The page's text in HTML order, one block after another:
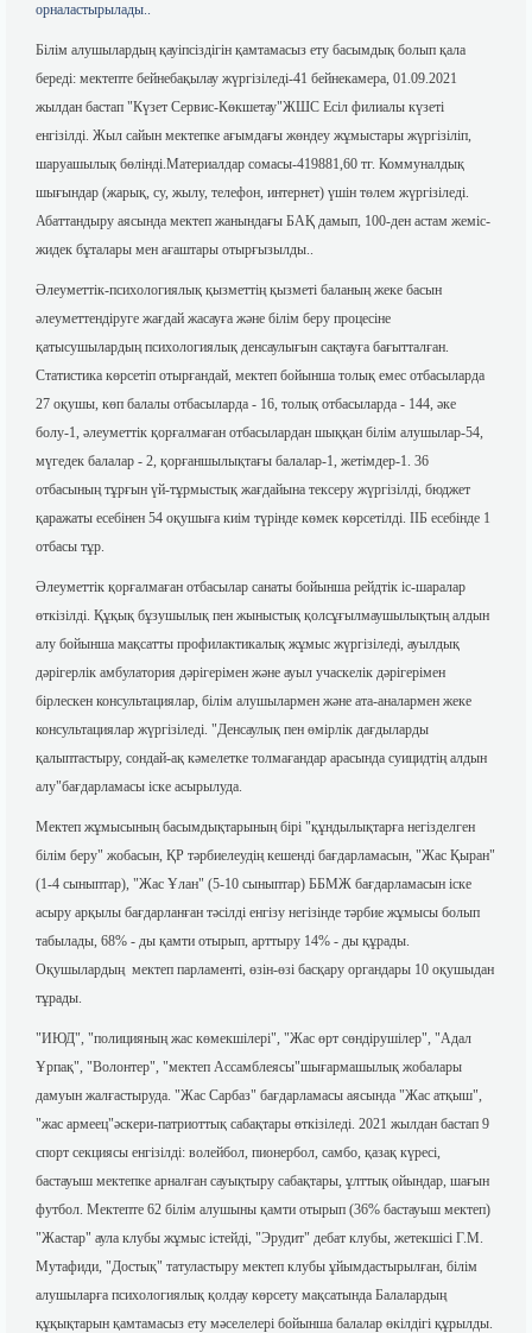
орналастырылады..
Білім алушылардың қауіпсіздігін қамтамасыз ету басымдық болып қала
береді: мектепте бейнебақылау жүргізіледі-41 бейнекамера, 01.09.2021
жылдан бастап "Күзет Сервис-Көкшетау"ЖШС Есіл филиалы күзеті
енгізілді. Жыл сайын мектепке ағымдағы жөндеу жұмыстары жүргізіліп,
шаруашылық бөлінді.Материалдар сомасы-419881,60 тг. Коммуналдық
шығындар (жарық, су, жылу, телефон, интернет) үшін төлем жүргізіледі.
Абаттандыру аясында мектеп жанындағы БАҚ дамып, 100-ден астам жеміс-
жидек бұталары мен ағаштары отырғызылды..
Әлеуметтік-психологиялық қызметтің қызметі баланың жеке басын
әлеуметтендіруге жағдай жасауға және білім беру процесіне
қатысушылардың психологиялық денсаулығын сақтауға бағытталған.
Статистика көрсетіп отырғандай, мектеп бойынша толық емес отбасыларда
27 оқушы, көп балалы отбасыларда - 16, толық отбасыларда - 144, әке
болу-1, әлеуметтік қорғалмаған отбасылардан шыққан білім алушылар-54,
мүгедек балалар - 2, қорғаншылықтағы балалар-1, жетімдер-1. 36
отбасының тұрғын үй-тұрмыстық жағдайына тексеру жүргізілді, бюджет
қаражаты есебінен 54 оқушыға киім түрінде көмек көрсетілді. ІІБ есебінде 1
отбасы тұр.
Әлеуметтік қорғалмаған отбасылар санаты бойынша рейдтік іс-шаралар
өткізілді. Құқық бұзушылық пен жыныстық қолсұғылмаушылықтың алдын
алу бойынша мақсатты профилактикалық жұмыс жүргізіледі, ауылдық
дәрігерлік амбулатория дәрігерімен және ауыл учаскелік дәрігерімен
бірлескен консультациялар, білім алушылармен және ата-аналармен жеке
консультациялар жүргізіледі. "Денсаулық пен өмірлік дағдыларды
қалыптастыру, сондай-ақ кәмелетке толмағандар арасында суицидтің алдын
алу"бағдарламасы іске асырылуда.
Мектеп жұмысының басымдықтарының бірі "құндылықтарға негізделген
білім беру" жобасын, ҚР тәрбиелеудің кешенді бағдарламасын, "Жас Қыран"
(1-4 сыныптар), "Жас Ұлан" (5-10 сыныптар) ББМЖ бағдарламасын іске
асыру арқылы бағдарланған тәсілді енгізу негізінде тәрбие жұмысы болып
табылады, 68% - ды қамти отырып, арттыру 14% - ды құрады.
Оқушылардың мектеп парламенті, өзін-өзі басқару органдары 10 оқушыдан
тұрады.
"ИЮД", "полицияның жас көмекшілері", "Жас өрт сөндірушілер", "Адал
Ұрпақ", "Волонтер", "мектеп Ассамблеясы"шығармашылық жобалары
дамуын жалғастыруда. "Жас Сарбаз" бағдарламасы аясында "Жас атқыш",
"жас армеец"әскери-патриоттық сабақтары өткізіледі. 2021 жылдан бастап 9
спорт секциясы енгізілді: волейбол, пионербол, самбо, қазақ күресі,
бастауыш мектепке арналған сауықтыру сабақтары, ұлттық ойындар, шағын
футбол. Мектепте 62 білім алушыны қамти отырып (36% бастауыш мектеп)
"Жастар" аула клубы жұмыс істейді, "Эрудит" дебат клубы, жетекшісі Г.М.
Мутафиди, "Достық" татуластыру мектеп клубы ұйымдастырылған, білім
алушыларға психологиялық қолдау көрсету мақсатында Балалардың
құқықтарын қамтамасыз ету мәселелері бойынша балалар өкілдігі құрылды.